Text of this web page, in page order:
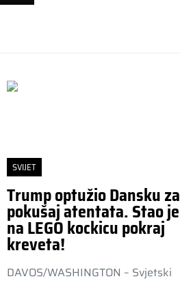
SVIJET
Trump optužio Dansku za
pokušaj atentata. Stao je
na LEGO kockicu pokraj
kreveta!
DAVOS/WASHINGTON – Svjetski